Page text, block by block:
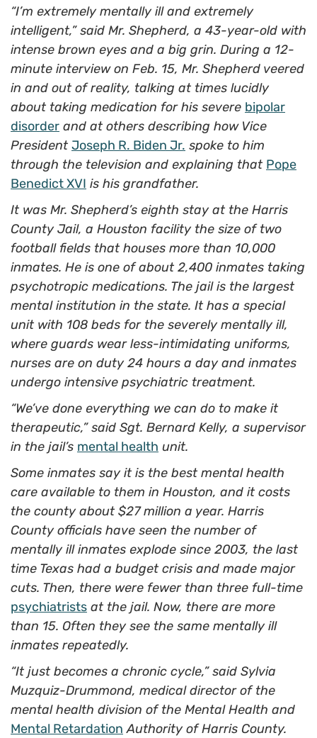
“I’m extremely mentally ill and extremely
intelligent,” said Mr. Shepherd, a 43-year-old with
intense brown eyes and a big grin. During a 12-
minute interview on Feb. 15, Mr. Shepherd veered
in and out of reality, talking at times lucidly
about taking medication for his severe bipolar
disorder and at others describing how Vice
President Joseph R. Biden Jr. spoke to him
through the television and explaining that Pope
Benedict XVI is his grandfather.
It was Mr. Shepherd’s eighth stay at the Harris
County Jail, a Houston facility the size of two
football fields that houses more than 10,000
inmates. He is one of about 2,400 inmates taking
psychotropic medications. The jail is the largest
mental institution in the state. It has a special
unit with 108 beds for the severely mentally ill,
where guards wear less-intimidating uniforms,
nurses are on duty 24 hours a day and inmates
undergo intensive psychiatric treatment.
“We’ve done everything we can do to make it
therapeutic,” said Sgt. Bernard Kelly, a supervisor
in the jail’s mental health unit.
Some inmates say it is the best mental health
care available to them in Houston, and it costs
the county about $27 million a year. Harris
County officials have seen the number of
mentally ill inmates explode since 2003, the last
time Texas had a budget crisis and made major
cuts. Then, there were fewer than three full-time
psychiatrists at the jail. Now, there are more
than 15. Often they see the same mentally ill
inmates repeatedly.
“It just becomes a chronic cycle,” said Sylvia
Muzquiz-Drummond, medical director of the
mental health division of the Mental Health and
Mental Retardation Authority of Harris County.